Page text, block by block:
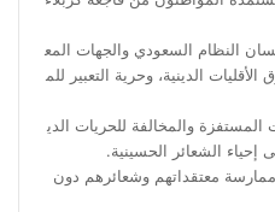
النظام السعودي والجهات المع
الدينية، وحرية التعبير للم
والمخالفة للحريات الدي
إحياء الشعائر الحسينية.
معتقداتهم وشعائرهم دون